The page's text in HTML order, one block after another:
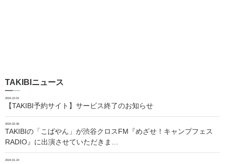
TAKIBIニュース
2024.10.01
【TAKIBI予約サイト】サービス終了のお知らせ
2024.02.06
TAKIBIの「こばやん」が渋谷クロスFM『めざせ！キャンプフェス
RADIO』に出演させていただきま…
2024.01.24